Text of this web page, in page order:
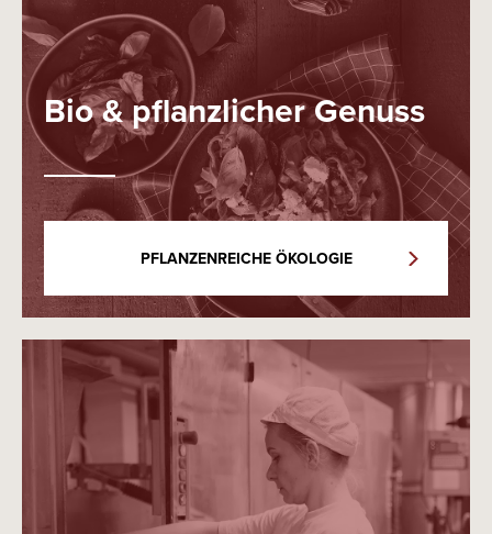
Bio & pflanzlicher Genuss
PFLANZENREICHE ÖKOLOGIE